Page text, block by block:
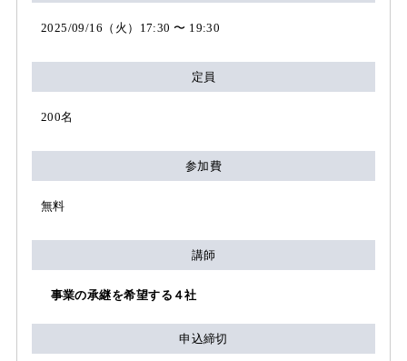
2025/09/16（火）17:30 〜 19:30
定員
200名
参加費
無料
講師
事業の承継を希望する４社
申込締切